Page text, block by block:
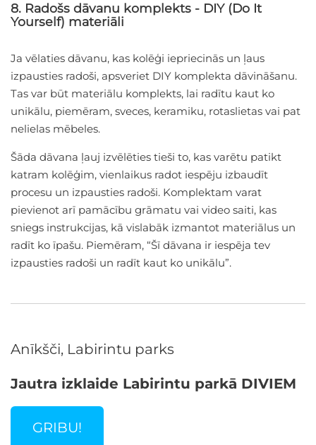
8. Radošs dāvanu komplekts - DIY (Do It
Yourself) materiāli
Ja vēlaties dāvanu, kas kolēģi iepriecinās un ļaus
izpausties radoši, apsveriet DIY komplekta dāvināšanu.
Tas var būt materiālu komplekts, lai radītu kaut ko
unikālu, piemēram, sveces, keramiku, rotaslietas vai pat
nelielas mēbeles.
Šāda dāvana ļauj izvēlēties tieši to, kas varētu patikt
katram kolēģim, vienlaikus radot iespēju izbaudīt
procesu un izpausties radoši. Komplektam varat
pievienot arī pamācību grāmatu vai video saiti, kas
sniegs instrukcijas, kā vislabāk izmantot materiālus un
radīt ko īpašu. Piemēram, “Šī dāvana ir iespēja tev
izpausties radoši un radīt kaut ko unikālu”.
Anīkšči, Labirintu parks
Jautra izklaide Labirintu parkā DIVIEM
GRIBU!